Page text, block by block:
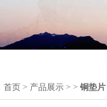
首页 > 产品展示 > > 铜垫片